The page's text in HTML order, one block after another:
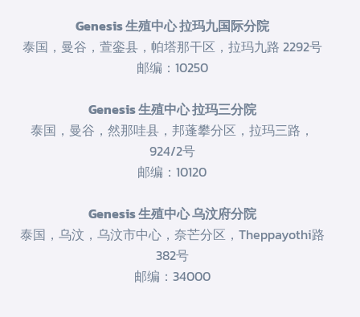
Genesis 生殖中心 拉玛九国际分院
泰国，曼谷，萱銮县，帕塔那干区，拉玛九路 2292号
邮编：10250
Genesis 生殖中心 拉玛三分院
泰国，曼谷，然那哇县，邦蓬攀分区，拉玛三路，
924/2号
邮编：10120
Genesis 生殖中心 乌汶府分院
泰国，乌汶，乌汶市中心，奈芒分区，Theppayothi路
382号
邮编：34000